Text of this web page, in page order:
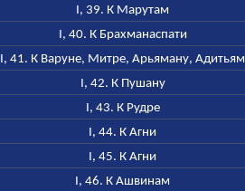
I, 39. К Марутам
I, 40. К Брахманаспати
I, 41. К Варуне, Митре, Арьяману, Адитьям
I, 42. К Пушану
I, 43. К Рудре
I, 44. К Агни
I, 45. К Агни
I, 46. К Ашвинам